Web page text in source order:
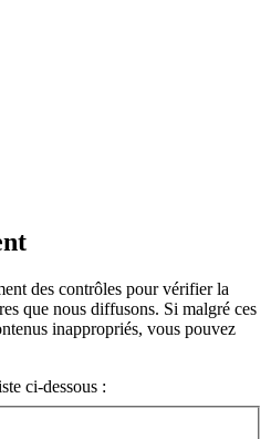
des contrôles pour vérifier la
que nous diffusons. Si malgré ces
inappropriés, vous pouvez
ci-dessous :